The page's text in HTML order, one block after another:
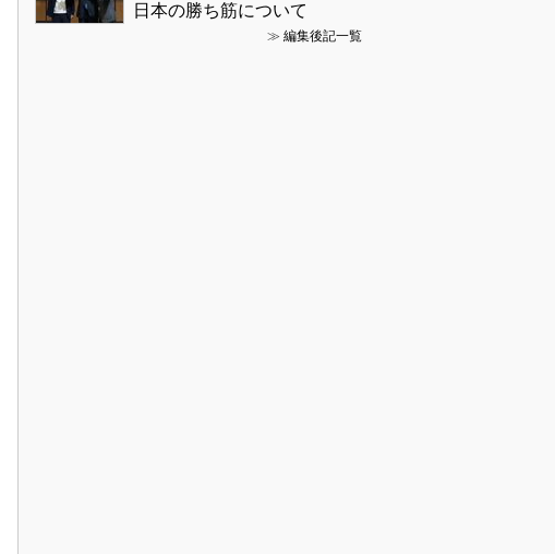
日本の勝ち筋について
≫ 編集後記一覧